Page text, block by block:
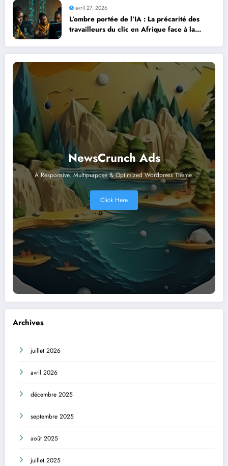
avril 27, 2026
L’ombre portée de l’IA : La précarité des
travailleurs du clic en Afrique face à la
NewsCrunch Ads
A Responsive, Multipurpose & Optimized Wordpress Theme.
Click Here
Archives
juillet 2026
avril 2026
décembre 2025
septembre 2025
août 2025
juillet 2025